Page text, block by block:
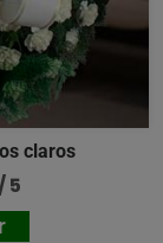
claros
5